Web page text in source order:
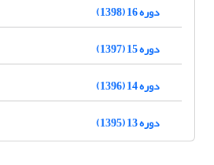
دوره 16 (1398)
دوره 15 (1397)
دوره 14 (1396)
دوره 13 (1395)